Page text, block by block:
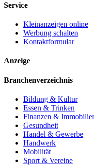
Service
Kleinanzeigen online
Werbung schalten
Kontaktformular
Anzeige
Branchenverzeichnis
Bildung & Kultur
Essen & Trinken
Finanzen &
Gesundheit
Handel & Gewerbe
Handwerk
Mobilität
Sport & Vereine